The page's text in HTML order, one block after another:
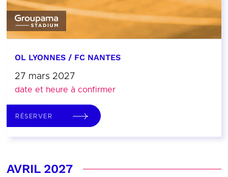
OL LYONNES / FC NANTES
27 mars 2027
date et heure à confirmer
RÉSERVER
AVRIL 2027